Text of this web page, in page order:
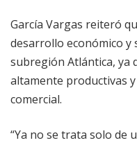
García Vargas reiteró
desarrollo económico y
subregión Atlántica, ya
altamente productivas
comercial.
“Ya no se trata solo de